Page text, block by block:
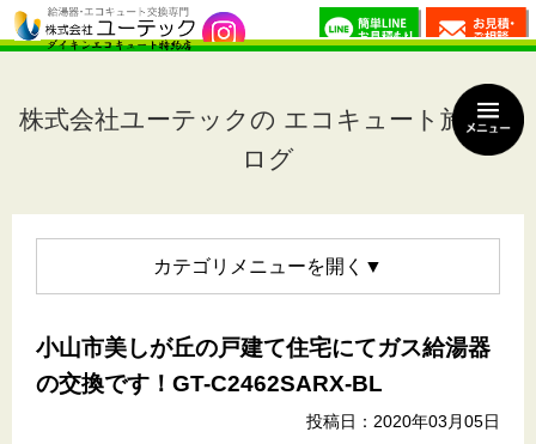
株式会社ユーテックの エコキュート施工ブ
ログ
カテゴリメニュー
小山市美しが丘の戸建て住宅にてガス給湯器
の交換です！GT-C2462SARX-BL
投稿日：2020年03月05日